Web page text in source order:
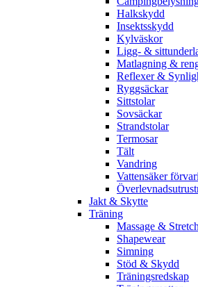
Halkskydd
Insektsskydd
Kylväskor
Ligg- &
Matlagning &
Reflexer &
Ryggsäckar
Sittstolar
Sovsäckar
Strandstolar
Termosar
Tält
Vandring
Vattensäker
Jakt & Skytte
Träning
Massage &
Shapewear
Simning
Stöd & Skydd
Träningsredskap